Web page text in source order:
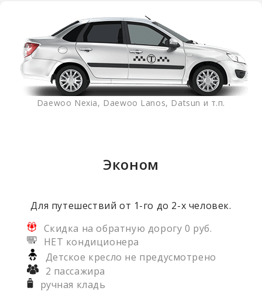
Daewoo Nexia, Daewoo Lanos, Datsun и т.п.
Эконом
Для путешествий от 1-го до 2-х человек.
Скидка на обратную дорогу 0 руб.
НЕТ кондиционера
Детское кресло не предусмотрено
2 пассажира
ручная кладь